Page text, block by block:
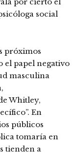
social
próximos
el papel negativo
masculina
Whitley,
En
públicos
tomaría en
tienden a